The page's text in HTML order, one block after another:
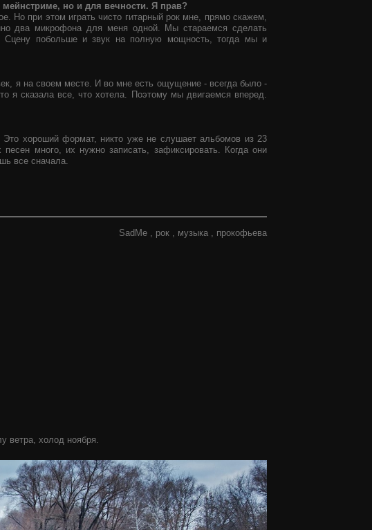
но и для вечности. Я прав?
Но при этом играть чисто гитарный рок мне, прямо скажем,
два микрофона для меня одной. Мы стараемся сделать
Сцену побольше и звук на полную мощность, тогда мы и
я на своем месте. И во мне есть ощущение - всегда было -
я сказала все, что хотела. Поэтому мы двигаемся вперед.
хороший формат, никто уже не слушает альбомов из 23
много, их нужно записать, зафиксировать. Когда они
все сначала.
SadMe рок музыка прокофьева
ветра, холод ноября.